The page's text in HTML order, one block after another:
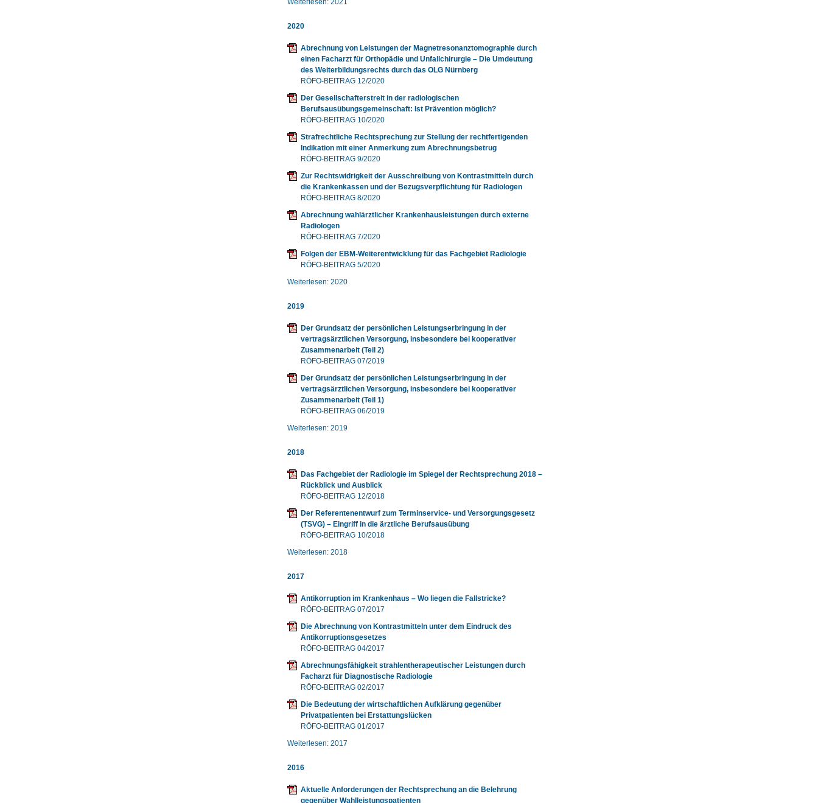
Weiterlesen: 2021
2020
Abrechnung von Leistungen der Magnetresonanztomographie durch
einen Facharzt für Orthopädie und Unfallchirurgie – Die Umdeutung
des Weiterbildungsrechts durch das OLG Nürnberg
RÖFO-BEITRAG 12/2020
Der Gesellschafterstreit in der radiologischen
Berufsausübungsgemeinschaft: Ist Prävention möglich?
RÖFO-BEITRAG 10/2020
Strafrechtliche Rechtsprechung zur Stellung der rechtfertigenden
Indikation mit einer Anmerkung zum Abrechnungsbetrug
RÖFO-BEITRAG 9/2020
Zur Rechtswidrigkeit der Ausschreibung von Kontrastmitteln durch
die Krankenkassen und der Bezugsverpflichtung für Radiologen
RÖFO-BEITRAG 8/2020
Abrechnung wahlärztlicher Krankenhausleistungen durch externe
Radiologen
RÖFO-BEITRAG 7/2020
Folgen der EBM-Weiterentwicklung für das Fachgebiet Radiologie
RÖFO-BEITRAG 5/2020
Weiterlesen: 2020
2019
Der Grundsatz der persönlichen Leistungserbringung in der
vertragsärztlichen Versorgung, insbesondere bei kooperativer
Zusammenarbeit (Teil 2)
RÖFO-BEITRAG 07/2019
Der Grundsatz der persönlichen Leistungserbringung in der
vertragsärztlichen Versorgung, insbesondere bei kooperativer
Zusammenarbeit (Teil 1)
RÖFO-BEITRAG 06/2019
Weiterlesen: 2019
2018
Das Fachgebiet der Radiologie im Spiegel der Rechtsprechung 2018 –
Rückblick und Ausblick
RÖFO-BEITRAG 12/2018
Der Referentenentwurf zum Terminservice- und Versorgungsgesetz
(TSVG) – Eingriff in die ärztliche Berufsausübung
RÖFO-BEITRAG 10/2018
Weiterlesen: 2018
2017
Antikorruption im Krankenhaus – Wo liegen die Fallstricke?
RÖFO-BEITRAG 07/2017
Die Abrechnung von Kontrastmitteln unter dem Eindruck des
Antikorruptionsgesetzes
RÖFO-BEITRAG 04/2017
Abrechnungsfähigkeit strahlentherapeutischer Leistungen durch
Facharzt für Diagnostische Radiologie
RÖFO-BEITRAG 02/2017
Die Bedeutung der wirtschaftlichen Aufklärung gegenüber
Privatpatienten bei Erstattungslücken
RÖFO-BEITRAG 01/2017
Weiterlesen: 2017
2016
Aktuelle Anforderungen der Rechtsprechung an die Belehrung
gegenüber Wahlleistungspatienten